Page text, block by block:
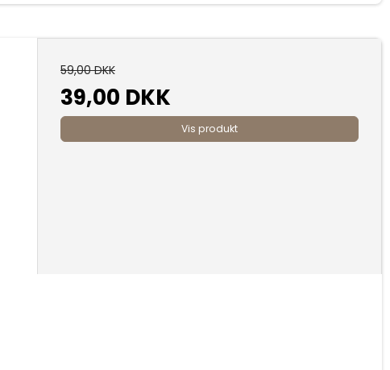
59,00 DKK
39,00 DKK
Vis produkt